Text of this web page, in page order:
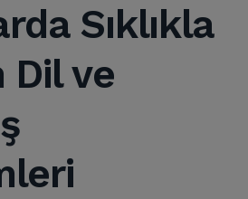
Sıklıkla
Dil ve